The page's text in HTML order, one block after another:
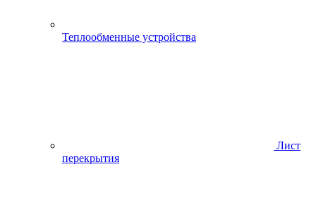
Теплообменные устройства
Лист
перекрытия